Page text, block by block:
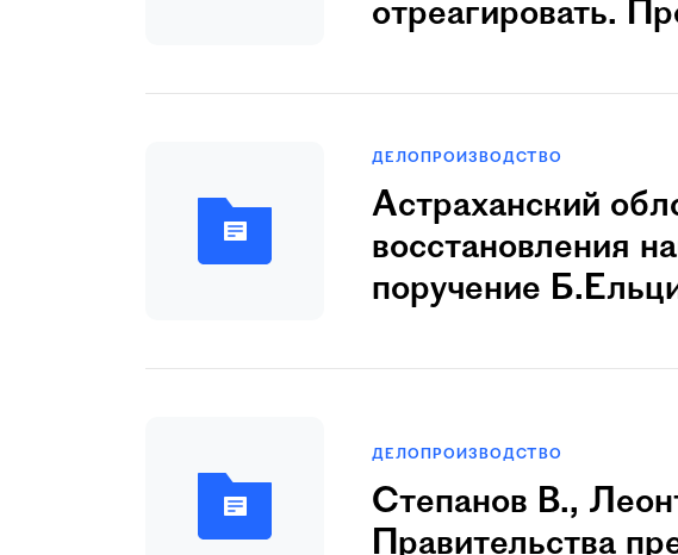
отреагировать.
ДЕЛОПРОИЗВОДСТВО
Астраханский
восстановления
поручение
ДЕЛОПРОИЗВОДСТВО
Степанов В.,
Правительства